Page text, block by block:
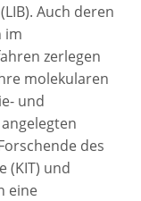
Auch deren
im
zerlegen
molekularen
und
des
(KIT) und
eine